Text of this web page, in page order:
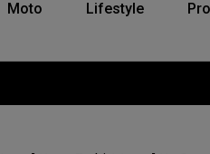
Moto Lifestyle